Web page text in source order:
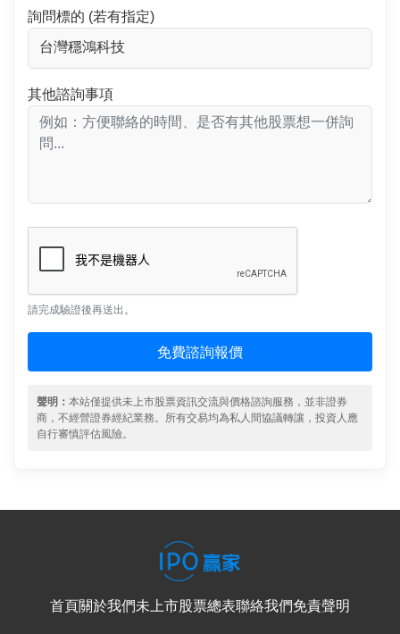
詢問標的 (若有指定)
其他諮詢事項
請完成驗證後再送出。
免費諮詢報價
聲明： 本站僅提供未上市股票資訊交流與價格諮詢服務，並非證券
商，不經營證券經紀業務。所有交易均為私人間協議轉讓，投資人應
自行審慎評估風險。
首頁關於我們未上市股票總表聯絡我們免責聲明